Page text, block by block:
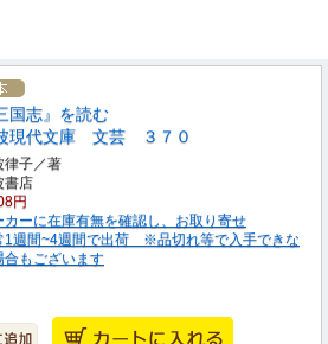
国志』を読む
現代文庫 文芸 ３７０
律子／著
書店
円
カーに在庫有無を確認し、お取り寄せ
1週間~4週間で出荷 ※品切れ等で入手できな
合もございます